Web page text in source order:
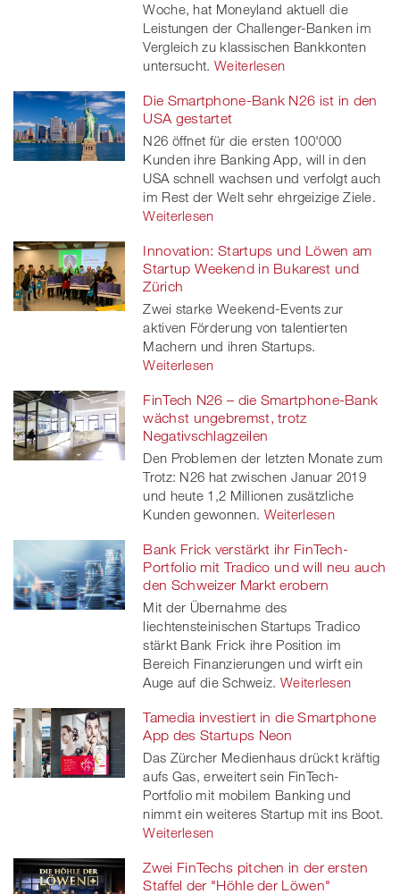
Woche, hat Moneyland aktuell die
Leistungen der Challenger-Banken im
Vergleich zu klassischen Bankkonten
untersucht. Weiterlesen
Die Smartphone-Bank N26 ist in den
USA gestartet
N26 öffnet für die ersten 100'000
Kunden ihre Banking App, will in den
USA schnell wachsen und verfolgt auch
im Rest der Welt sehr ehrgeizige Ziele.
Weiterlesen
Innovation: Startups und Löwen am
Startup Weekend in Bukarest und
Zürich
Zwei starke Weekend-Events zur
aktiven Förderung von talentierten
Machern und ihren Startups.
Weiterlesen
FinTech N26 – die Smartphone-Bank
wächst ungebremst, trotz
Negativschlagzeilen
Den Problemen der letzten Monate zum
Trotz: N26 hat zwischen Januar 2019
und heute 1,2 Millionen zusätzliche
Kunden gewonnen. Weiterlesen
Bank Frick verstärkt ihr FinTech-
Portfolio mit Tradico und will neu auch
den Schweizer Markt erobern
Mit der Übernahme des
liechtensteinischen Startups Tradico
stärkt Bank Frick ihre Position im
Bereich Finanzierungen und wirft ein
Auge auf die Schweiz. Weiterlesen
Tamedia investiert in die Smartphone
App des Startups Neon
Das Zürcher Medienhaus drückt kräftig
aufs Gas, erweitert sein FinTech-
Portfolio mit mobilem Banking und
nimmt ein weiteres Startup mit ins Boot.
Weiterlesen
Zwei FinTechs pitchen in der ersten
Staffel der "Höhle der Löwen"